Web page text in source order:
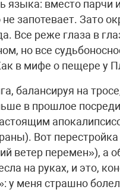
языка: вместо парчи
запотевает. Зато
Все реже глаза в
но все
в мифе о пещере у
балансируя на
в прошлое
Вот
ветер перемен»), а
на руках, и это,
у меня страшно